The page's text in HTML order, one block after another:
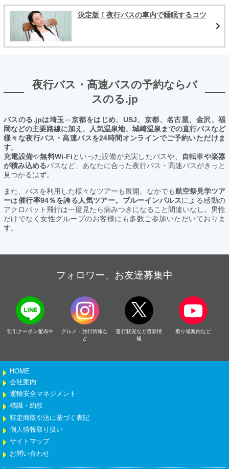
決定版！夜行バスの車内で睡眠するコツ
夜行バス・高速バスの予約ならバ
スのる.jp
バスのる.jpは埼玉⇔京都をはじめ、USJ、京都、名古屋、金沢、福
岡などの主要路線に加え、人気温泉地、城崎温泉までの直行バスなど
様々な夜行バス・高速バスを24時間オンラインでご予約いただけま
す。
充電設備や無料Wi-Fiといった設備が充実したバスや、
自転車や楽器
が積み込めるバスなど、あなたに合った夜行バス・高速バスがきっと
見つかるはず。
また、バスを利用した様々なツアーも展開。なかでも航空祭見学ツア
ーは催行率94％を誇る人気ツアー。ブルーインパルスによる感動の
アクロバット飛行は一度見たら病みつきになること間違いなし。男性
だけでなく女性グループのお客様にも多数ご参加いただいておりま
す。
フォロワー、お友達募集中
割引クーポン配布中
グルメ・旅行情報な
ど
運行状況など最新情
報
乗り場案内など
HOME
会社案内
運輸安全マネジメント
標識・約款
特定商取引法に基づく表記
個人情報取り扱い
サイトマップ
お問い合わせ